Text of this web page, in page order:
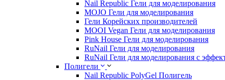
Nail Republic Гели для моделирования
MOJO Гели для моделирования
Гели Корейских производителей
MOOI Vegan Гели для моделирования
Pink House Гели для моделирования
RuNail Гели для моделирования
RuNail Гели для моделирования с
Полигели
Nail Republic PolyGel Полигель